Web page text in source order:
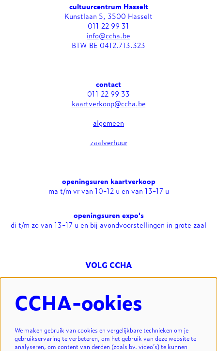
cultuurcentrum Hasselt
Kunstlaan 5, 3500 Hasselt
011 22 99 31
info@ccha.be
BTW BE 0412.713.323
contact
011 22 99 33
kaartverkoop@ccha.be
algemeen
zaalverhuur
openingsuren kaartverkoop
ma t/m vr van 10-12 u en van 13-17 u
openingsuren expo's
di t/m zo van 13-17 u en bij avondvoorstellingen in grote zaal
VOLG CCHA
INSCHRIJVEN
CCHA-ookies
We maken gebruik van cookies en vergelijkbare technieken om je
gebruikservaring te verbeteren, om het gebruik van deze website te
analyseren, om content van derden (zoals bv. video’s) te kunnen